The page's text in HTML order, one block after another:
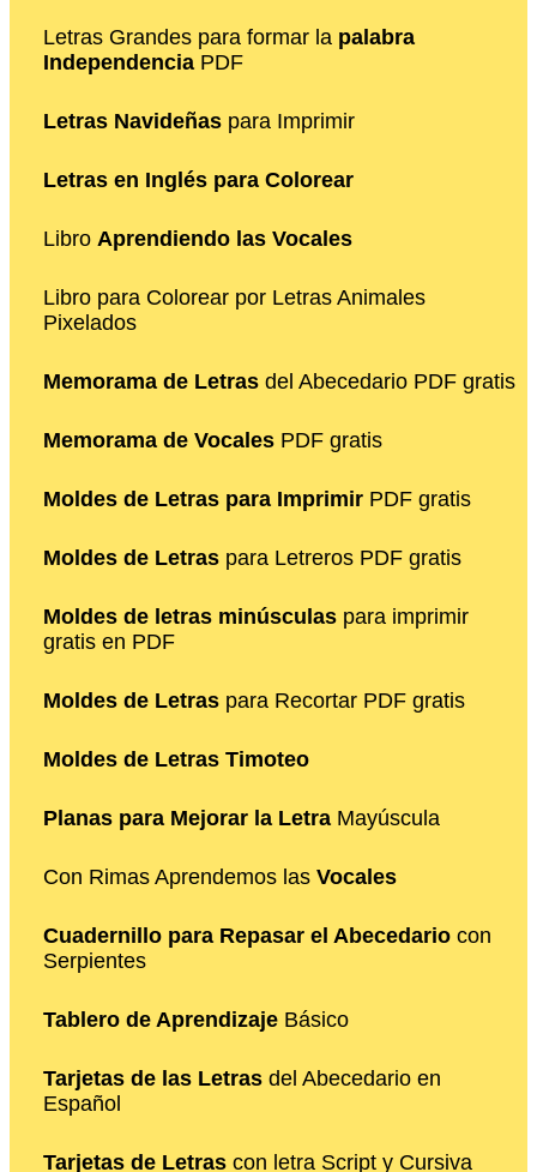
Letras Grandes para formar la palabra
Independencia PDF
Letras Navideñas para Imprimir
Letras en Inglés para Colorear
Libro Aprendiendo las Vocales
Libro para Colorear por Letras Animales
Pixelados
Memorama de Letras del Abecedario PDF gratis
Memorama de Vocales PDF gratis
Moldes de Letras para Imprimir PDF gratis
Moldes de Letras para Letreros PDF gratis
Moldes de letras minúsculas para imprimir
gratis en PDF
Moldes de Letras para Recortar PDF gratis
Moldes de Letras Timoteo
Planas para Mejorar la Letra Mayúscula
Con Rimas Aprendemos las Vocales
Cuadernillo para Repasar el Abecedario con
Serpientes
Tablero de Aprendizaje Básico
Tarjetas de las Letras del Abecedario en
Español
Tarjetas de Letras con letra Script y Cursiva